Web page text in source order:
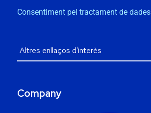
Consentiment pel tractament de dades
Company